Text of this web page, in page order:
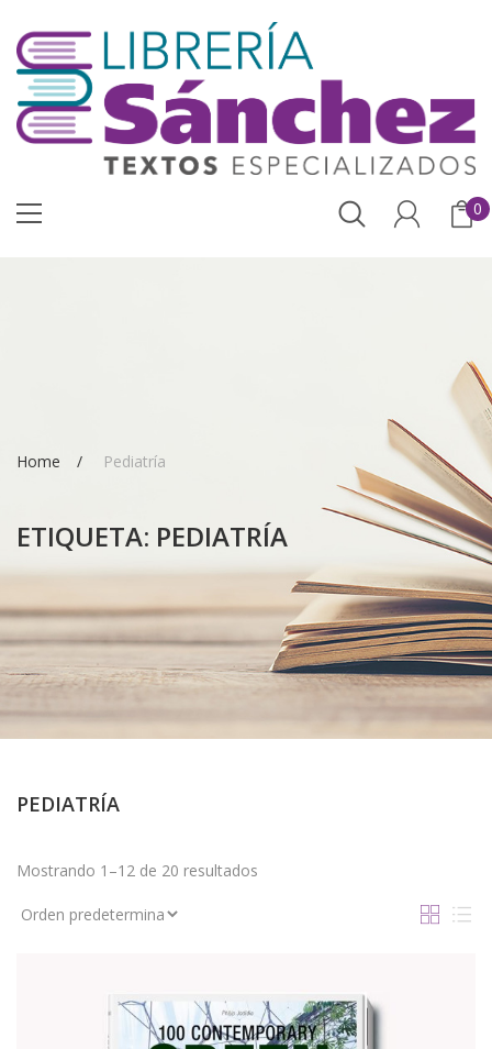
0
Home Pediatría
ETIQUETA: PEDIATRÍA
PEDIATRÍA
Mostrando 1–12 de 20 resultados